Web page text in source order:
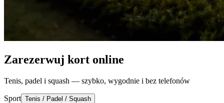
Zarezerwuj kort online
Tenis, padel i squash — szybko, wygodnie i bez telefonów
Sport Tenis / Padel / Squash